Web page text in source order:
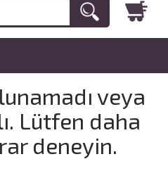
veya
Lütfen daha
deneyin.